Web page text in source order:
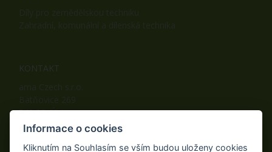
KONTAKT
542 32, Úpice
Telefon: +420 498 100 050
Informace o cookies
Kliknutím na Souhlasím se vším budou uloženy cookies